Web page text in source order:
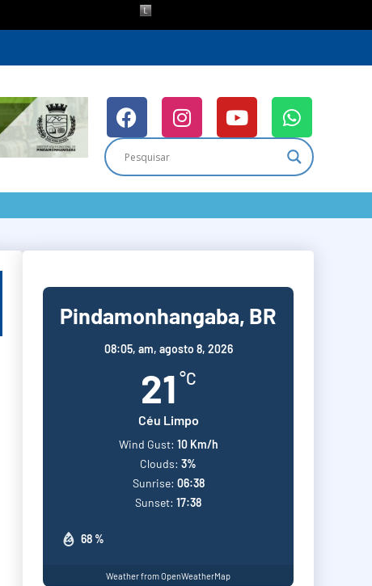
Pindamonhangaba, BR
08:05, am, agosto 8, 2026
21 °C
Céu Limpo
68 %
Wind Gust: 10 Km/h
Clouds: 3%
Sunrise: 06:38
Sunset: 17:38
Weather from OpenWeatherMap